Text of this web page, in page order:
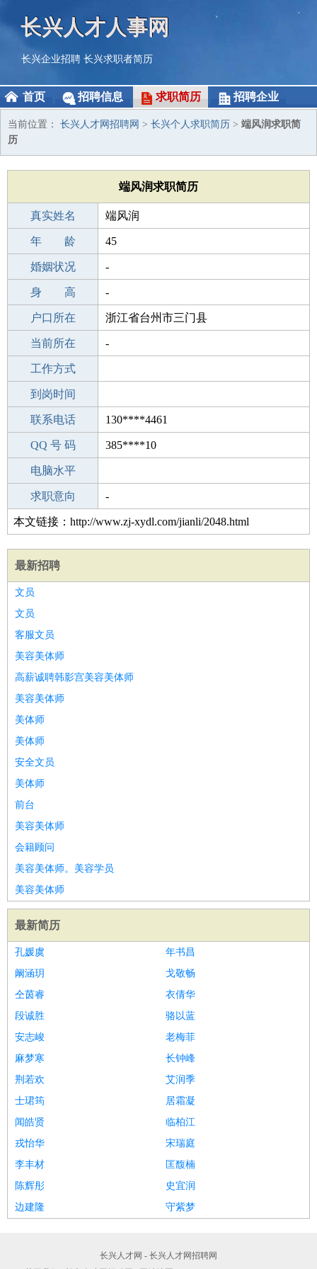
长兴人才人事网
长兴企业招聘 长兴求职者简历
首页 招聘信息 求职简历 招聘企业
当前位置： 长兴人才网招聘网 > 长兴个人求职简历 > 端风润求职简
历
端风润求职简历
真实姓名 端风润
性 别 男
年 龄 45
出生年月 1981-10-08
婚姻状况 -
学 历 职校/技校
身 高 -
毕业学校 职校/技校
户口所在 浙江省台州市三门县
所学专业 -
当前所在 -
工作经验
工作方式
驾 照
到岗时间
期望月薪
联系电话 130****4461
手机号码 130****4461
QQ 号 码 385****10
微信号码
电脑水平
外语水平
求职意向 -
本文链接：http://www.zj-xydl.com/jianli/2048.html
最新招聘
文员
文员
客服文员
美容美体师
高薪诚聘韩影宫美容美体师
美容美体师
美体师
美体师
安全文员
美体师
前台
美容美体师
会籍顾问
美容美体师。美容学员
美容美体师
最新简历
孔媛虞
年书昌
阚涵玥
戈敬畅
仝茵睿
衣倩华
段诚胜
骆以蓝
安志峻
老梅菲
麻梦寒
长钟峰
荆若欢
艾润季
士珺筠
居霜凝
闻皓贤
临柏江
戎怡华
宋瑞庭
李丰材
匡馥楠
陈辉彤
史宜润
边建隆
守紫梦
长兴人才网 - 长兴人才网招聘网